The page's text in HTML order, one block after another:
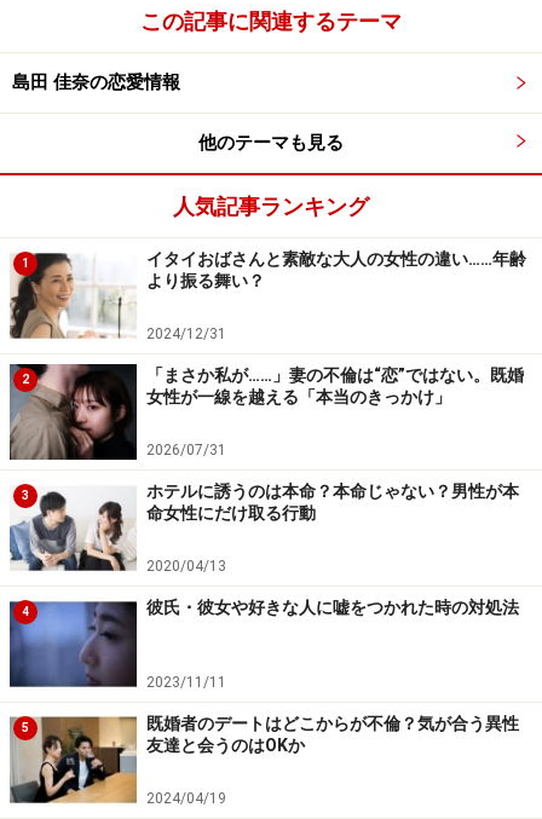
この記事に関連するテーマ
島田 佳奈の恋愛情報
他のテーマも見る
人気記事ランキング
1
イタイおばさんと素敵な大人の女性の違い……年齢
より振る舞い？
2024/12/31
2
「まさか私が……」妻の不倫は“恋”ではない。既婚
女性が一線を越える「本当のきっかけ」
2026/07/31
3
ホテルに誘うのは本命？本命じゃない？男性が本
命女性にだけ取る行動
2020/04/13
4 彼氏・彼女や好きな人に嘘をつかれた時の対処法
2023/11/11
5
既婚者のデートはどこからが不倫？気が合う異性
友達と会うのはOKか
2024/04/19